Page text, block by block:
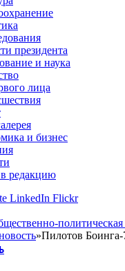
президента
и наука
лица
и бизнес
редакцию
LinkedIn Flickr
»Пилотов Боинга-